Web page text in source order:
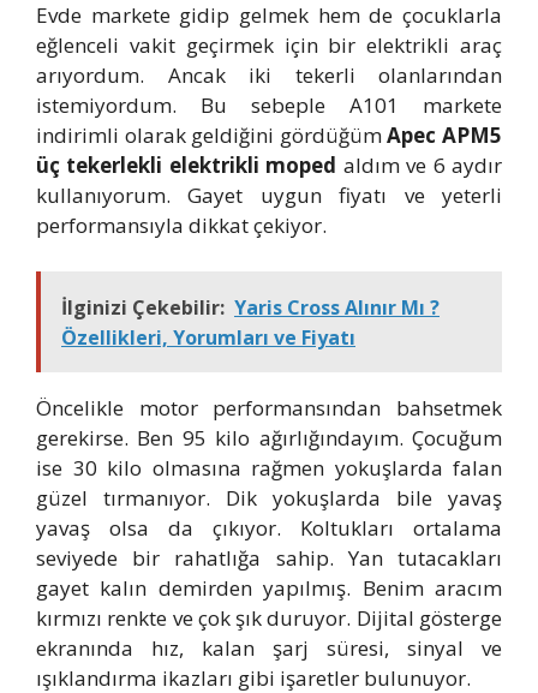
Evde markete gidip gelmek hem de çocuklarla
eğlenceli vakit geçirmek için bir elektrikli araç
arıyordum. Ancak iki tekerli olanlarından
istemiyordum. Bu sebeple A101 markete
indirimli olarak geldiğini gördüğümApec APM5
üç tekerlekli elektrikli moped aldım ve 6 aydır
kullanıyorum. Gayet uygun fiyatı ve yeterli
performansıyla dikkat çekiyor.
İlginizi Çekebilir: Yaris Cross Alınır Mı ?
Özellikleri, Yorumları ve Fiyatı
Öncelikle motor performansından bahsetmek
gerekirse. Ben 95 kilo ağırlığındayım. Çocuğum
ise 30 kilo olmasına rağmen yokuşlarda falan
güzel tırmanıyor. Dik yokuşlarda bile yavaş
yavaş olsa da çıkıyor. Koltukları ortalama
seviyede bir rahatlığa sahip. Yan tutacakları
gayet kalın demirden yapılmış. Benim aracım
kırmızı renkte ve çok şık duruyor. Dijital gösterge
ekranında hız, kalan şarj süresi, sinyal ve
ışıklandırma ikazları gibi işaretler bulunuyor.